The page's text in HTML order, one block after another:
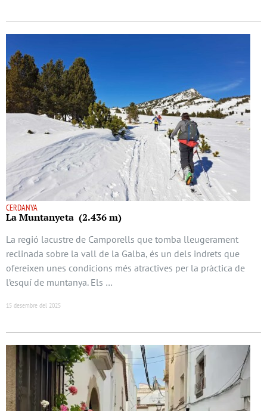
CERDANYA
La Muntanyeta (2.436 m)
La regió lacustre de Camporells que tomba lleugerament
reclinada sobre la vall de la Galba, és un dels indrets que
ofereixen unes condicions més atractives per la pràctica de
l’esquí de muntanya. Els …
15 desembre del 2025